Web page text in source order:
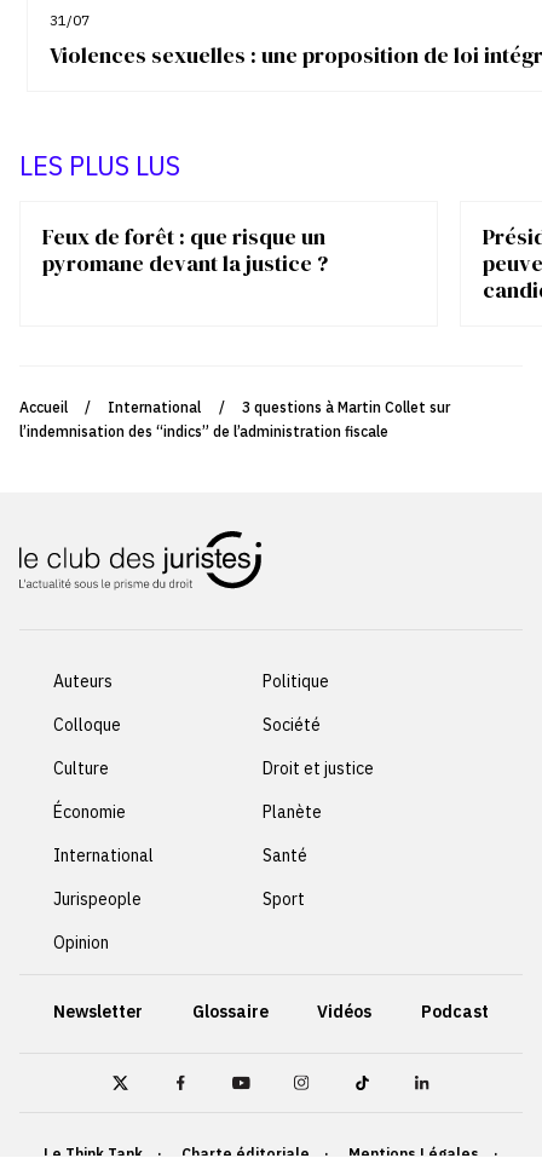
31/07
Violences sexuelles : une proposition de loi
LES PLUS LUS
Feux de forêt : que risque un
pyromane devant la justice ?
Accueil / International /
3 questions à Martin Collet sur
l’indemnisation des “indics” de l’administration fiscale
Auteurs
Colloque
Culture
Économie
International
Jurispeople
Opinion
Politique
Société
Droit et justice
Planète
Santé
Sport
Newsletter Glossaire Vidéos Podcast
Le Think Tank Charte éditoriale Mentions Légales